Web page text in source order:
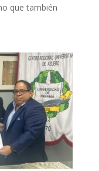
que también